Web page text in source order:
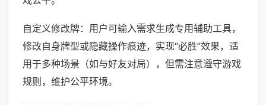
自定义修改牌：用户可输入需求生成专用辅助工具，
修改自身牌型或隐藏操作痕迹，实现“必胜”效果，适
用于多种场景（如与好友对局），但需注意遵守游戏
规则，维护公平环境。